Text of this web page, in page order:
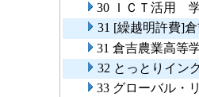
30 ＩＣＴ活用
31 [繰越明許費]
31 倉吉農業高等
32 とっとりイン
33 グローバル・